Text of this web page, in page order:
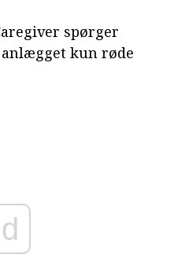
spørger
kun røde